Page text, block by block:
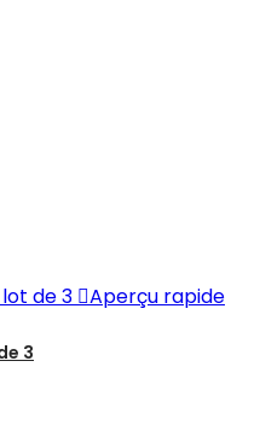
Aperçu rapide
3